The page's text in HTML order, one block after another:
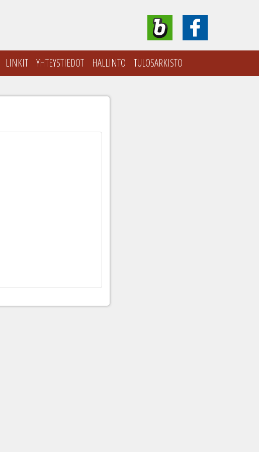
LINKIT YHTEYSTIEDOT HALLINTO TULOSARKISTO